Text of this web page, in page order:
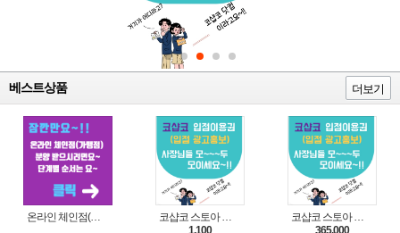
베스트상품 더보기
온라인 체인점(가맹점) 분양순서(필독)
코샵코 스토아 입점 1일 이용권
코샵코 스토아 입점 1년 이용권